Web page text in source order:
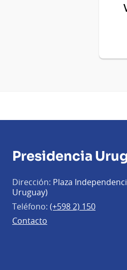
Presidencia
Dirección: Plaza
Uruguay)
Teléfono: (+598 2) 150
Contacto